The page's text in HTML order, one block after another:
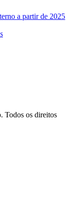
a partir de 2025
Todos os direitos